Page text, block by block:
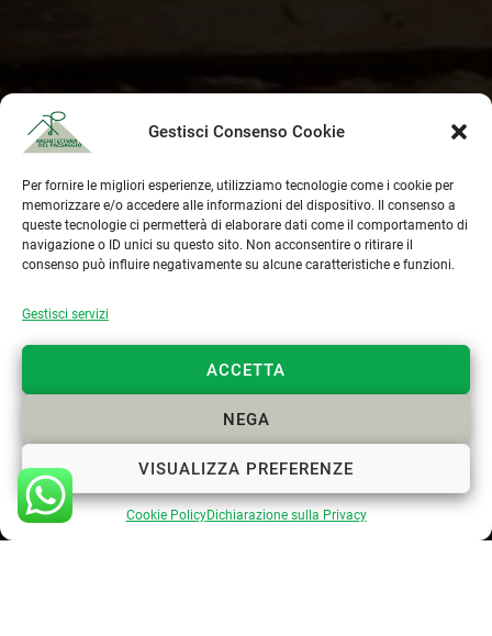
Gestisci Consenso Cookie
Per fornire le migliori esperienze, utilizziamo tecnologie come i cookie per
memorizzare e/o accedere alle informazioni del dispositivo. Il consenso a
queste tecnologie ci permetterà di elaborare dati come il comportamento di
navigazione o ID unici su questo sito. Non acconsentire o ritirare il
consenso può influire negativamente su alcune caratteristiche e funzioni.
Gestisci servizi
ACCETTA
NEGA
VISUALIZZA PREFERENZE
Cookie PolicyDichiarazione sulla Privacy
CONTATTACI
info@paesaggista.it
Cookie Policy